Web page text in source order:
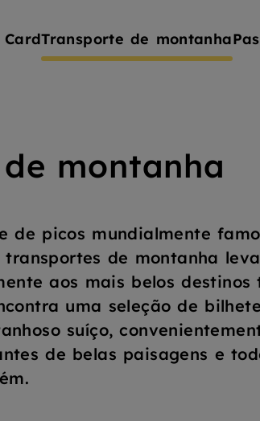
Transporte de montanha
montanha
de picos mundialmente
transportes de montanha
aos mais belos destinos
uma seleção de
suíço,
de belas paisagens e